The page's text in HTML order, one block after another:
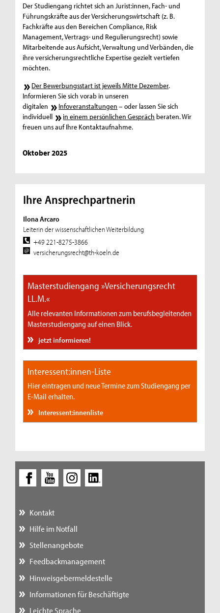
Der Studiengang richtet sich an Jurist:innen, Fach- und
Führungskräfte aus der Versicherungswirtschaft (z. B.
Fachkräfte aus den Bereichen Compliance, Risk
Management, Vertrags- und Regulierungsrecht) sowie
Mitarbeitende aus Aufsicht, Verwaltung und Verbänden, die
ihre versicherungsrechtliche Expertise gezielt vertiefen
möchten.
Der Bewerbungsstart ist jeweils Mitte Dezember.
Informieren Sie sich vorab in unseren
digitalen
Infoveranstaltungen – oder lassen Sie sich
individuell
in einem persönlichen Gespräch beraten. Wir
freuen uns auf Ihre Kontaktaufnahme.
Oktober 2025
Ihre Ansprechpartnerin
Ilona Arcaro
Leiterin der wissenschaftlichen Weiterbildung
+49 221-8275-3866
versicherungsrecht@th-koeln.de
Masterstudiengang »Versicherungsrecht
LL.M.«
Alle relevanten Informationen zum berufsbegleitenden
Masterstudiengang auf einen Blick.
jetzt informieren!
Interessent:innen-Liste
Hier eintragen und neue Termine zum Studiengang per
E-Mail erhalten.
Interessent:innenliste
Kontakt
Hilfe im Notfall
Stellenangebote
Feedbackmanagement
Hinweisgebermeldestelle
Informationen für Beschäftigte
Leichte Sprache